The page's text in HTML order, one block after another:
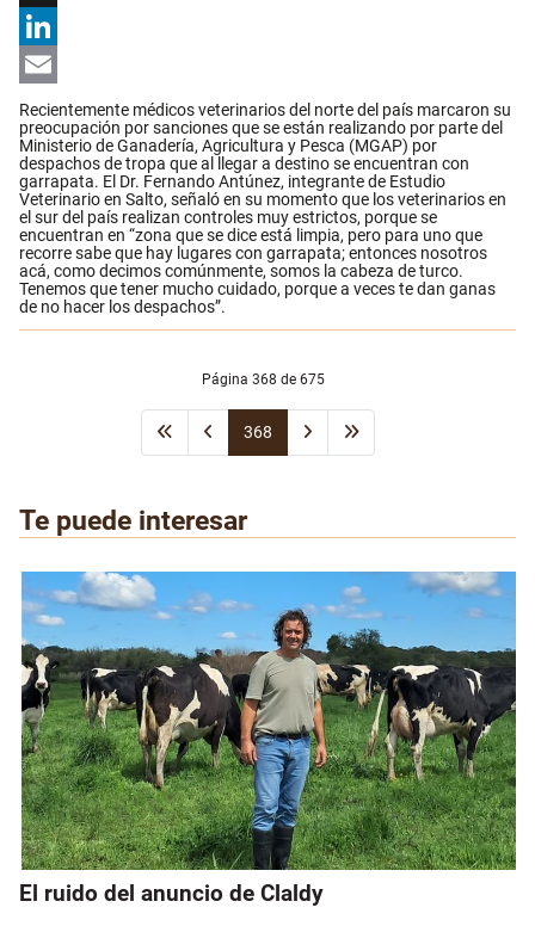
X
LinkedIn
Email
Recientemente médicos veterinarios del norte del país marcaron su
preocupación por sanciones que se están realizando por parte del
Ministerio de Ganadería, Agricultura y Pesca (MGAP) por
despachos de tropa que al llegar a destino se encuentran con
garrapata. El Dr. Fernando Antúnez, integrante de Estudio
Veterinario en Salto, señaló en su momento que los veterinarios en
el sur del país realizan controles muy estrictos, porque se
encuentran en “zona que se dice está limpia, pero para uno que
recorre sabe que hay lugares con garrapata; entonces nosotros
acá, como decimos comúnmente, somos la cabeza de turco.
Tenemos que tener mucho cuidado, porque a veces te dan ganas
de no hacer los despachos”.
Página 368 de 675
368
Te puede interesar
El ruido del anuncio de Claldy